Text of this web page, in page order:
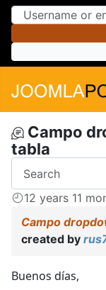
Campo
tabla
12 years 11
Campo
created by
Buenos días,